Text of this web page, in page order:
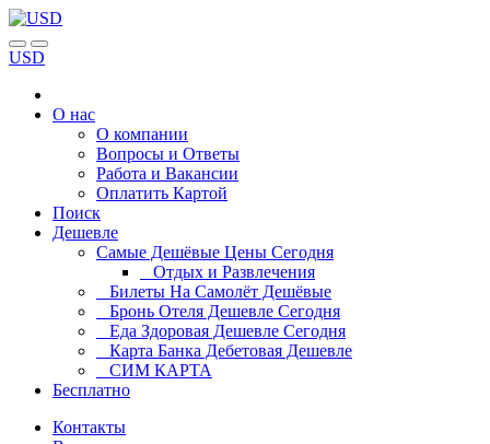
USD
О нас
О компании
Вопросы и Ответы
Работа и Вакансии
Оплатить Картой
Поиск
Дешевле
Самые Дешёвые Цены Сегодня
Отдых и Развлечения
Билеты На Самолёт Дешёвые
Бронь Отеля Дешевле Сегодня
Еда Здоровая Дешевле Сегодня
Карта Банка Дебетовая Дешевле
СИМ КАРТА
Бесплатно
Контакты